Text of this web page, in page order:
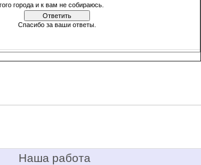
города и к вам не собираюсь.
Спасибо за ваши ответы.
Наша работа